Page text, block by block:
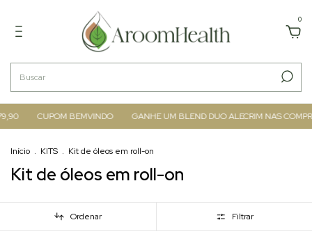
0
CUPOM BEMVINDO GANHE UM BLEND DUO ALECRIM NAS
Início . KITS . Kit de óleos em roll-on
Kit de óleos em roll-on
Ordenar Filtrar